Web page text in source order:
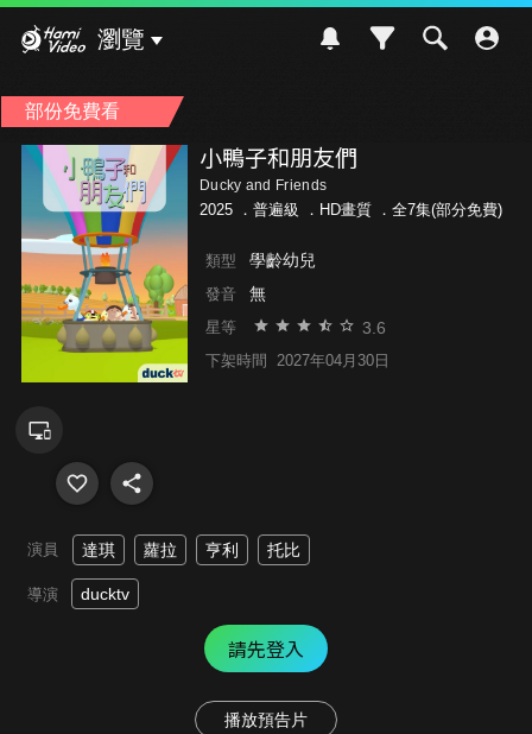
瀏覽
部份免費看
小鴨子和朋友們
Ducky and Friends
2025 ． 普遍級 ．HD畫質 ．全7集(部分免費)
類型 學齡幼兒
發音 無
星等 3.6
下架時間 2027年04月30日
演員 達琪 蘿拉 亨利 托比
導演 ducktv
請先登入
播放預告片